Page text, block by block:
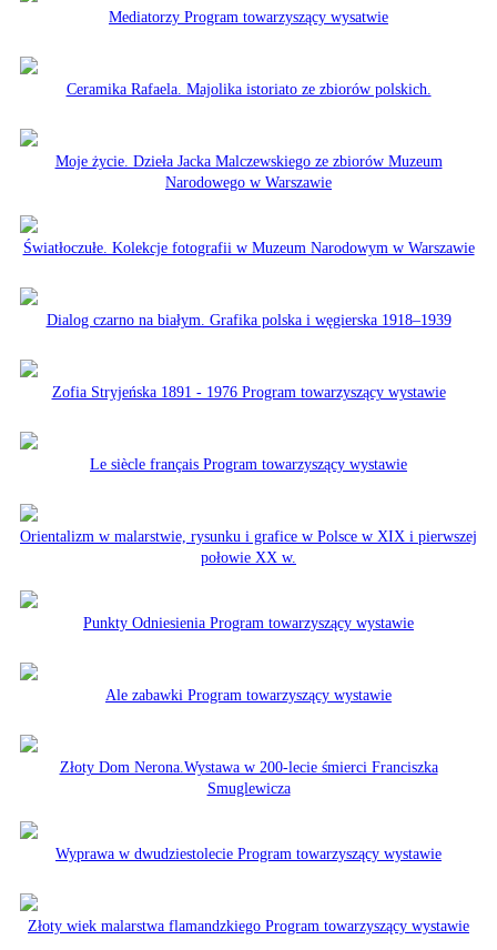
Mediatorzy Program towarzyszący wysatwie
Ceramika Rafaela. Majolika istoriato ze zbiorów polskich.
Moje życie. Dzieła Jacka Malczewskiego ze zbiorów Muzeum
Narodowego w Warszawie
Światłoczułe. Kolekcje fotografii w Muzeum Narodowym w Warszawie
Dialog czarno na białym. Grafika polska i węgierska 1918–1939
Zofia Stryjeńska 1891 - 1976 Program towarzyszący wystawie
Le siècle français Program towarzyszący wystawie
Orientalizm w malarstwie, rysunku i grafice w Polsce w XIX i pierwszej
połowie XX w.
Punkty Odniesienia Program towarzyszący wystawie
Ale zabawki Program towarzyszący wystawie
Złoty Dom Nerona.Wystawa w 200-lecie śmierci Franciszka
Smuglewicza
Wyprawa w dwudziestolecie Program towarzyszący wystawie
Złoty wiek malarstwa flamandzkiego Program towarzyszący wystawie